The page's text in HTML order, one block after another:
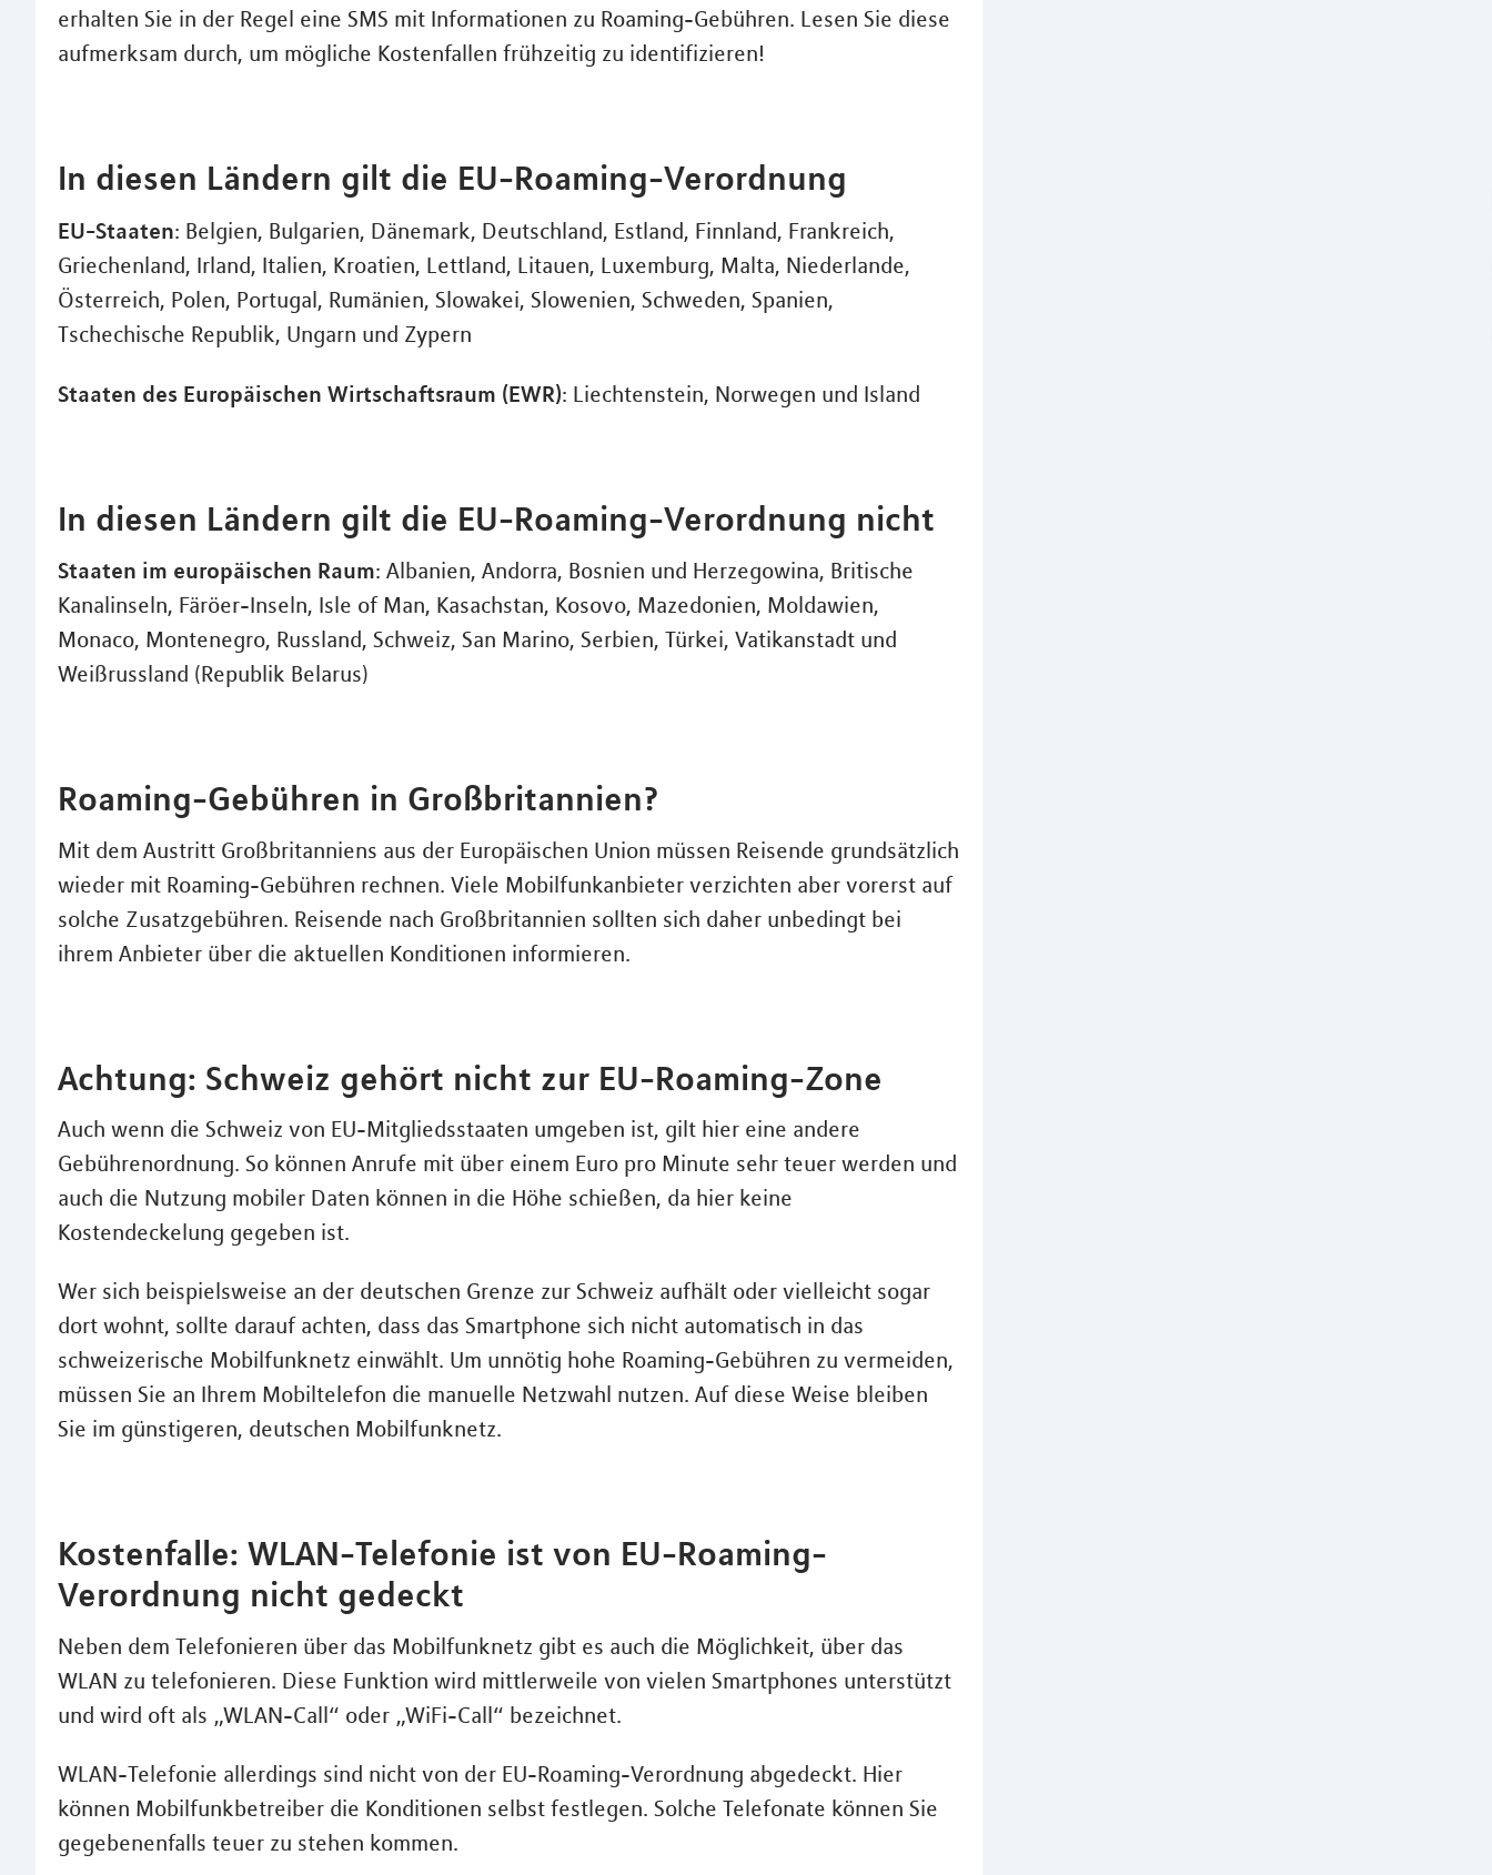
erhalten Sie in der Regel eine SMS mit Informationen zu Roaming-Gebühren. Lesen Sie diese
aufmerksam durch, um mögliche Kostenfallen frühzeitig zu identifizieren!
In diesen Ländern gilt die EU-Roaming-Verordnung
EU-Staaten: Belgien, Bulgarien, Dänemark, Deutschland, Estland, Finnland, Frankreich,
Griechenland, Irland, Italien, Kroatien, Lettland, Litauen, Luxemburg, Malta, Niederlande,
Österreich, Polen, Portugal, Rumänien, Slowakei, Slowenien, Schweden, Spanien,
Tschechische Republik, Ungarn und Zypern
Staaten des Europäischen Wirtschaftsraum (EWR): Liechtenstein, Norwegen und Island
In diesen Ländern gilt die EU-Roaming-Verordnung nicht
Staaten im europäischen Raum: Albanien, Andorra, Bosnien und Herzegowina, Britische
Kanalinseln, Färöer-Inseln, Isle of Man, Kasachstan, Kosovo, Mazedonien, Moldawien,
Monaco, Montenegro, Russland, Schweiz, San Marino, Serbien, Türkei, Vatikanstadt und
Weißrussland (Republik Belarus)
Roaming-Gebühren in Großbritannien?
Mit dem Austritt Großbritanniens aus der Europäischen Union müssen Reisende grundsätzlich
wieder mit Roaming-Gebühren rechnen. Viele Mobilfunkanbieter verzichten aber vorerst auf
solche Zusatzgebühren. Reisende nach Großbritannien sollten sich daher unbedingt bei
ihrem Anbieter über die aktuellen Konditionen informieren.
Achtung: Schweiz gehört nicht zur EU-Roaming-Zone
Auch wenn die Schweiz von EU-Mitgliedsstaaten umgeben ist, gilt hier eine andere
Gebührenordnung. So können Anrufe mit über einem Euro pro Minute sehr teuer werden und
auch die Nutzung mobiler Daten können in die Höhe schießen, da hier keine
Kostendeckelung gegeben ist.
Wer sich beispielsweise an der deutschen Grenze zur Schweiz aufhält oder vielleicht sogar
dort wohnt, sollte darauf achten, dass das Smartphone sich nicht automatisch in das
schweizerische Mobilfunknetz einwählt. Um unnötig hohe Roaming-Gebühren zu vermeiden,
müssen Sie an Ihrem Mobiltelefon die manuelle Netzwahl nutzen. Auf diese Weise bleiben
Sie im günstigeren, deutschen Mobilfunknetz.
Kostenfalle: WLAN-Telefonie ist von EU-Roaming-
Verordnung nicht gedeckt
Neben dem Telefonieren über das Mobilfunknetz gibt es auch die Möglichkeit, über das
WLAN zu telefonieren. Diese Funktion wird mittlerweile von vielen Smartphones unterstützt
und wird oft als „WLAN-Call“ oder „WiFi-Call“ bezeichnet.
WLAN-Telefonie allerdings sind nicht von der EU-Roaming-Verordnung abgedeckt. Hier
können Mobilfunkbetreiber die Konditionen selbst festlegen. Solche Telefonate können Sie
gegebenenfalls teuer zu stehen kommen.